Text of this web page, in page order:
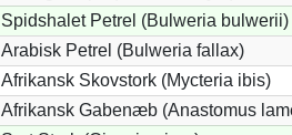
Spidshalet Petrel (Bulweria bulwerii)
Arabisk Petrel (Bulweria fallax)
Afrikansk Skovstork (Mycteria ibis)
Afrikansk Gabenæb (Anastomus